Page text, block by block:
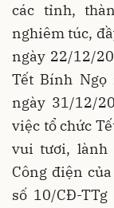
các tỉnh,
nghiêm túc,
ngày 22/12/
Tết Bính Ngọ
ngày 31/12/
việc tổ chức
vui tươi, lành
Công điện
số 10/CĐ-